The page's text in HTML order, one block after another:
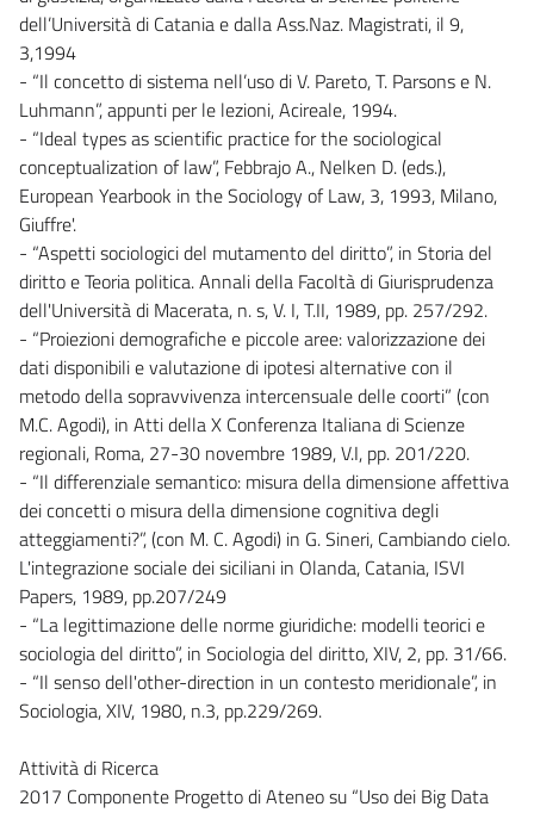
dell’Università di Catania e dalla Ass.Naz. Magistrati, il 9,
3,1994
- “Il concetto di sistema nell’uso di V. Pareto, T. Parsons e N.
Luhmann”, appunti per le lezioni, Acireale, 1994.
- “Ideal types as scientific practice for the sociological
conceptualization of law”, Febbrajo A., Nelken D. (eds.),
European Yearbook in the Sociology of Law, 3, 1993, Milano,
Giuffre'.
- “Aspetti sociologici del mutamento del diritto”, in Storia del
diritto e Teoria politica. Annali della Facoltà di Giurisprudenza
dell'Università di Macerata, n. s, V. I, T.II, 1989, pp. 257/292.
- “Proiezioni demografiche e piccole aree: valorizzazione dei
dati disponibili e valutazione di ipotesi alternative con il
metodo della sopravvivenza intercensuale delle coorti” (con
M.C. Agodi), in Atti della X Conferenza Italiana di Scienze
regionali, Roma, 27-30 novembre 1989, V.I, pp. 201/220.
- “Il differenziale semantico: misura della dimensione affettiva
dei concetti o misura della dimensione cognitiva degli
atteggiamenti?”, (con M. C. Agodi) in G. Sineri, Cambiando cielo.
L'integrazione sociale dei siciliani in Olanda, Catania, ISVI
Papers, 1989, pp.207/249
- “La legittimazione delle norme giuridiche: modelli teorici e
sociologia del diritto”, in Sociologia del diritto, XIV, 2, pp. 31/66.
- “Il senso dell'other-direction in un contesto meridionale”, in
Sociologia, XIV, 1980, n.3, pp.229/269.
Attività di Ricerca
2017 Componente Progetto di Ateneo su “Uso dei Big Data